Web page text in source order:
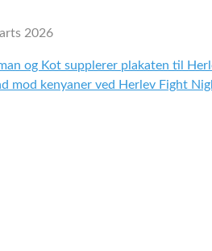
2026
og Kot supplerer plakaten til
mod kenyaner ved Herlev Fight